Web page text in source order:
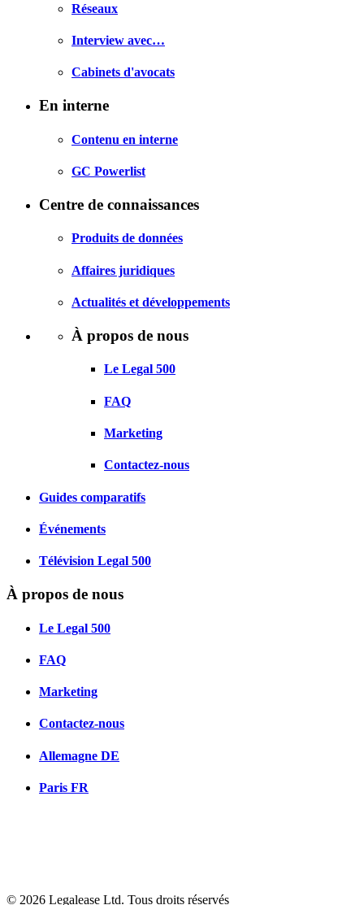
Réseaux
Interview avec…
Cabinets d'avocats
En interne
Contenu en interne
GC Powerlist
Centre de connaissances
Produits de données
Affaires juridiques
Actualités et développements
À propos de nous
Le Legal 500
FAQ
Marketing
Contactez-nous
Guides comparatifs
Événements
Télévision Legal 500
À propos de nous
Le Legal 500
FAQ
Marketing
Contactez-nous
Allemagne DE
Paris FR
© 2026 Legalease Ltd. Tous droits réservés